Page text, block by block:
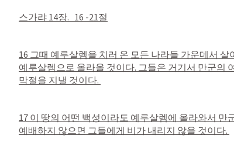
스가랴 14장.   16 -21절
16 그때 예루살렘을 치러 온 모든 나라들 가운데서 살
예루살렘으로 올라올 것이다. 그들은 거기서 만군의
막절을 지낼 것이다.
17 이 땅의 어떤 백성이라도 예루살렘에 올라와서 만
예배하지 않으면 그들에게 비가 내리지 않을 것이다.